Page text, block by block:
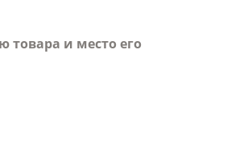
товара и место его